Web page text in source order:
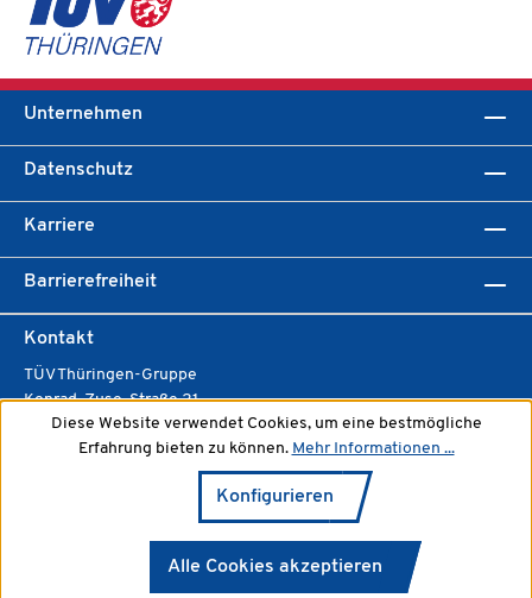
Unternehmen
Datenschutz
Karriere
Barrierefreiheit
Kontakt
TÜV Thüringen-Gruppe
Konrad-Zuse-Straße 21
99099 Erfurt
info(at)tuev-thueringen.de
www.tuev-thueringen.de
Diese Website verwendet Cookies, um eine bestmögliche
Erfahrung bieten zu können. Mehr Informationen ...
Konfigurieren
Alle Cookies akzeptieren